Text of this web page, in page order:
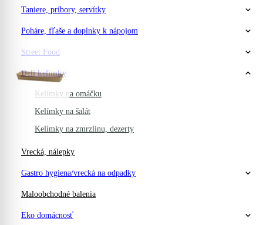
Taniere, príbory, servítky
Poháre, fľaše a doplnky k nápojom
Street Food
Deli kelímky
Kelímky na omáčku
Kelímky na šalát
Kelímky na zmrzlinu, dezerty
Vrecká, nálepky
Gastro hygiena/vrecká na odpadky
Maloobchodné balenia
Eko domácnosť